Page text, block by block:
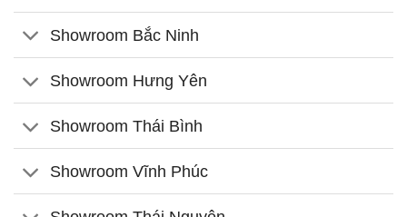
Showroom Bắc Ninh
Showroom Hưng Yên
Showroom Thái Bình
Showroom Vĩnh Phúc